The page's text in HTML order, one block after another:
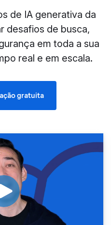
de IA generativa da
desafios de busca,
em toda a sua
real e em escala.
gratuita